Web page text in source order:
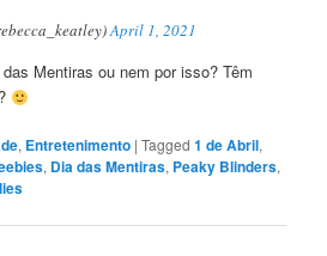
April 1, 2021
Mentiras ou nem por isso? Têm
, Entretenimento |Tagged 1 de Abril,
, Dia das Mentiras, Peaky Blinders,